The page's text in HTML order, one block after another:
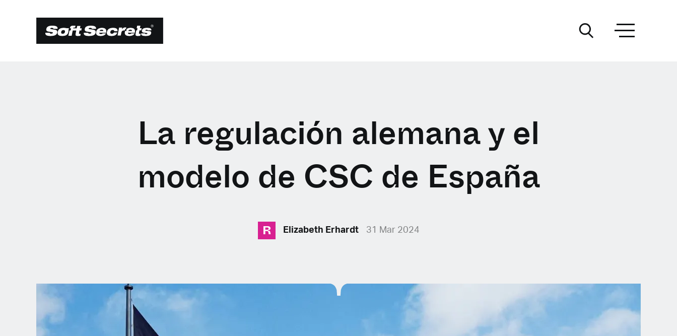
ELIGE TU
UBICACIÓN
La regulación alemana y el
modelo de CSC de España
R Elizabeth Erhardt 31 Mar 2024